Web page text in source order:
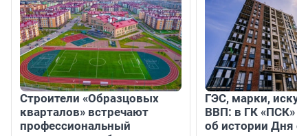
Строители «Образцовых
кварталов» встречают
профессиональный
ГЭС, марки,
ВВП: в ГК «ПСК»
об истории Дня